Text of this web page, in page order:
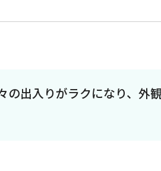
の出入りがラクになり、外